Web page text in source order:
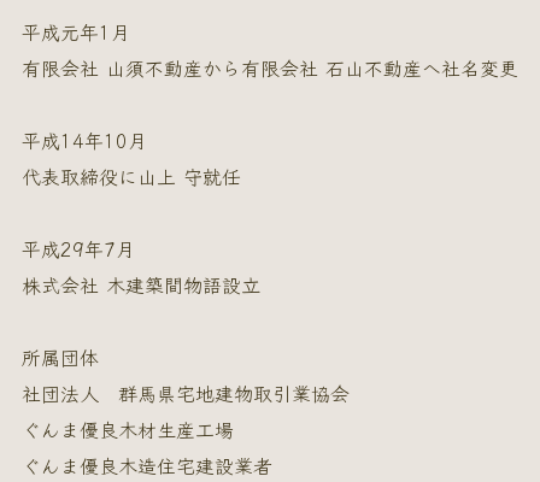
平成元年1月
有限会社 山須不動産から有限会社 石山不動産へ社名変更
平成14年10月
代表取締役に山上 守就任
平成29年7月
株式会社 木建築間物語設立
所属団体
社団法人 群馬県宅地建物取引業協会
ぐんま優良木材生産工場
ぐんま優良木造住宅建設業者